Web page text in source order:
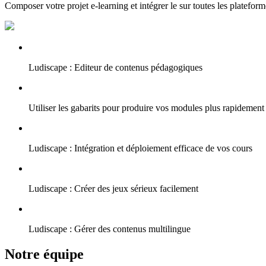
Composer votre projet e-learning et intégrer le sur toutes les
Ludiscape : Editeur de contenus pédagogiques
Utiliser les gabarits pour produire vos modules plus rapidement
Ludiscape : Intégration et déploiement efficace de vos cours
Ludiscape : Créer des jeux sérieux facilement
Ludiscape : Gérer des contenus multilingue
Notre équipe